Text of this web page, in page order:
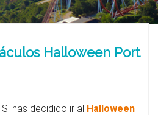
Halloween Port
Si has decidido ir al Halloween